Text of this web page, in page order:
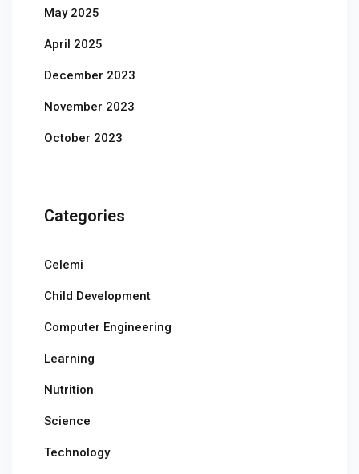
May 2025
April 2025
December 2023
November 2023
October 2023
Categories
Celemi
Child Development
Computer Engineering
Learning
Nutrition
Science
Technology